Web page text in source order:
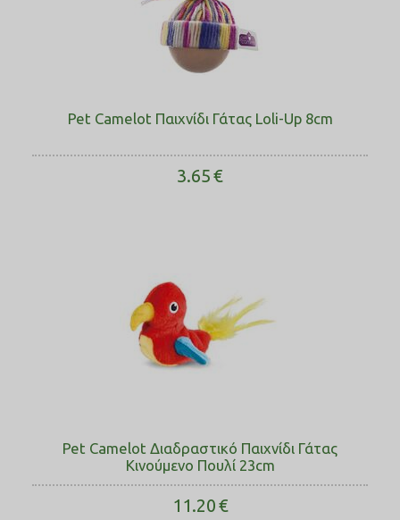
Pet Camelot Παιχνίδι Γάτας Loli-Up 8cm
3.65€
Pet Camelot Διαδραστικό Παιχνίδι Γάτας
Κινούμενο Πουλί 23cm
11.20€